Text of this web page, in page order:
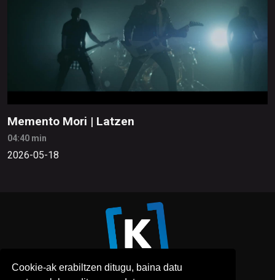
Cookie-ak erabiltzen ditugu, baina datu
Memento Mori | Latzen
04:40 min
2026-05-18